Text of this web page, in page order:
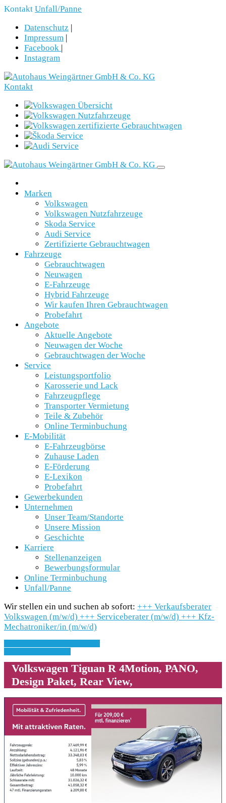
Kontakt Unfall/Panne
Datenschutz |
Impressum |
Facebook |
Instagram
Kontakt
Marken
Volkswagen
Volkswagen Nutzfahrzeuge
Skoda Service
Audi Service
Zertifizierte Gebrauchtwagen
Fahrzeuge
Gebrauchtwagen
Neuwagen
E-Fahrzeuge
Hybrid Fahrzeuge
Wir kaufen Ihren Gebrauchtwagen
Probefahrt
Angebote
Aktuelle Angebote
Neuwagen der Woche
Gebrauchtwagen der Woche
Service
Leistungsportfolio
Karosserie und Lack
Fahrzeugpflege
Transporter Vermietung
Teile & Zubehör
Online Terminbuchung
E-Mobilität
E-Fahrzeugbörse
Zuhause Laden
E-Förderung
E-Lexikon
Probefahrt
Gewerbekunden
Unternehmen
Unser Team/Standorte
Unsere Mission
Geschichte
Karriere
Stellenanzeigen
Bewerbungsformular
Online Terminbuchung
Unfall/Panne
Wir stellen ein und suchen ab sofort: +++ Verkaufsberater
Volkswagen (m/w/d) +++ Serviceberater (m/w/d) +++ Kfz-
Mechatroniker/in (m/w/d)
Volkswagen Tiguan R 4Motion, PANO,
Design Paket, Rear View,